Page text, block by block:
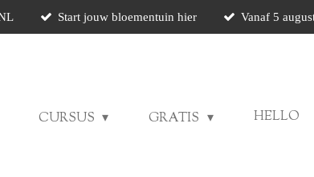
Start jouw bloementuin hier Vanaf 5
CURSUS GRATIS HELLO